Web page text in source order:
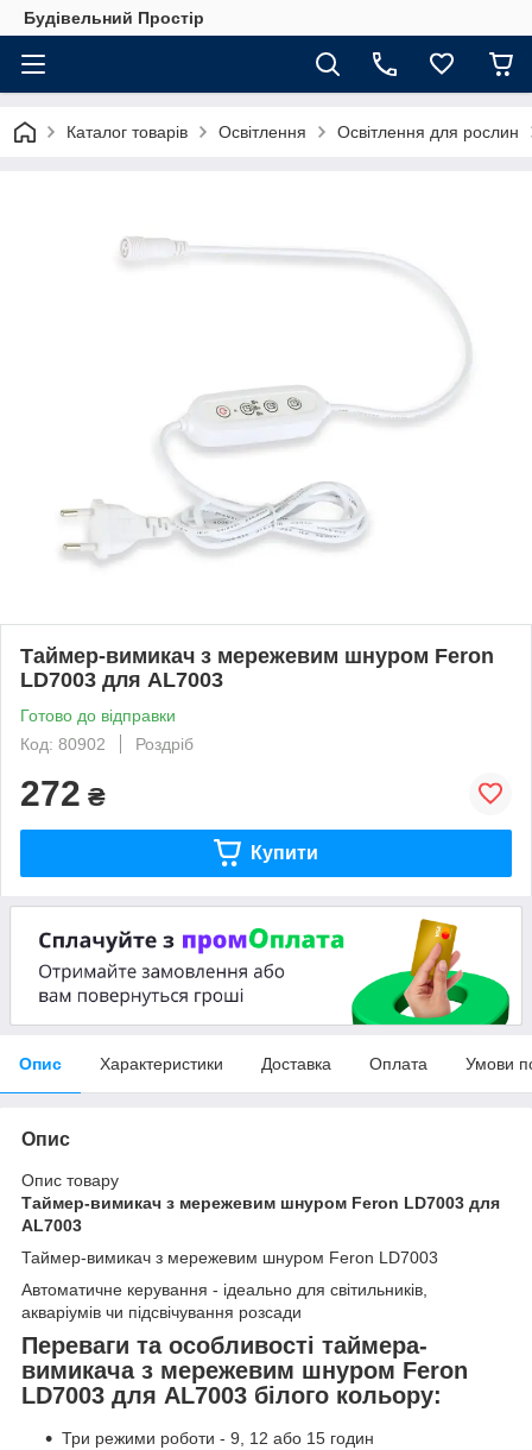
Будівельний Простір
Каталог товарів Освітлення Освітлення для рослин
Таймер-вимикач з мережевим шнуром Feron
LD7003 для AL7003
Готово до відправки
Код: 80902
Роздріб
272 ₴
Купити
Опис Характеристики Доставка Оплата Умови
Опис
Опис товару
Таймер-вимикач з мережевим шнуром Feron LD7003 для
AL7003
Таймер-вимикач з мережевим шнуром Feron LD7003
Автоматичне керування - ідеально для світильників,
акваріумів чи підсвічування розсади
Переваги та особливості таймера-
вимикача з мережевим шнуром Feron
LD7003 для AL7003 білого кольору:
Три режими роботи - 9, 12 або 15 годин